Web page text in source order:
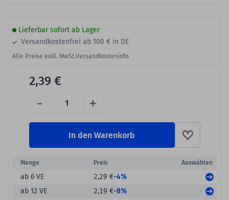
Lieferbar sofort ab Lager
Versandkostenfrei ab 100 € in DE
Alle Preise exkl. MwSt.Versandkosteninfo
- +
2,39 €
In den Warenkorb
Menge Preis Auswählen
ab 6 VE 2,29 €-4%
ab 12 VE
2,19 €-8%